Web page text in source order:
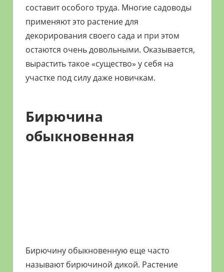
составит особого труда. Многие садоводы
применяют это растение для
декорирования своего сада и при этом
остаются очень довольными. Оказывается,
вырастить такое «существо» у себя на
участке под силу даже новичкам.
Бирючина
обыкновенная
Бирючину обыкновенную еще часто
называют бирючиной дикой. Растение